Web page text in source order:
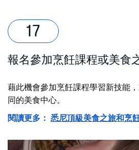
報名參加烹飪課程或美食
藉此機會參加烹飪課程學習新技能
同的美食中心。
閱讀更多： 悉尼頂級美食之旅和烹